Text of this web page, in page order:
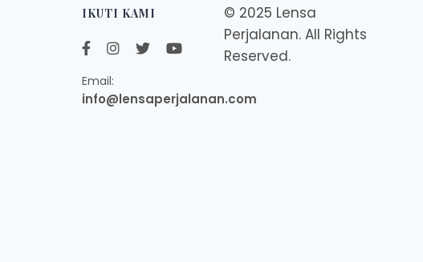
IKUTI KAMI
Email:
info@lensaperjalanan.com
© 2025 Lensa
Perjalanan. All Rights
Reserved.